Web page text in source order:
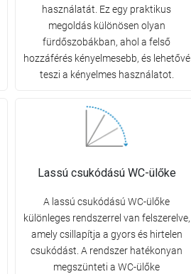
használatát. Ez egy praktikus
megoldás különösen olyan
fürdőszobákban, ahol a felső
hozzáférés kényelmesebb, és lehetővé
teszi a kényelmes használatot.
Lassú csukódású WC-ülőke
A lassú csukódású WC-ülőke
különleges rendszerrel van felszerelve,
amely csillapítja a gyors és hirtelen
csukódást. A rendszer hatékonyan
megszünteti a WC-ülőke